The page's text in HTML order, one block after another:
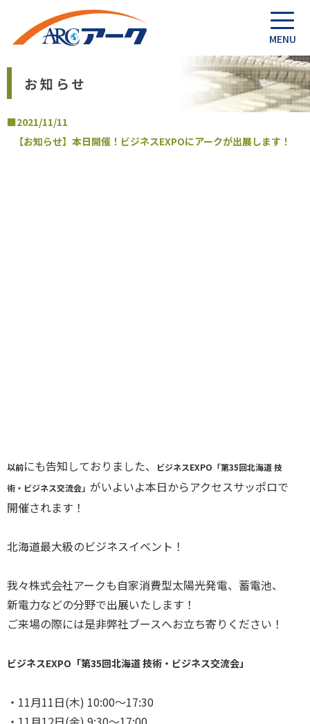
お知らせ
■2021/11/11
【お知らせ】本日開催！ビジネスEXPOにアークが出展します！
以前にも告知しておりました、
ビジネスEXPO「第35回北海道 技
術・ビジネス交流会」 がいよいよ本日からアクセスサッポロで
開催されます！
北海道最大級のビジネスイベント！
我々株式会社アークも自家消費型太陽光発電、蓄電池、
新電力などの分野で出展いたします！
ご来場の際には是非弊社ブースへお立ち寄りください！
ビジネスEXPO「第35回北海道 技術・ビジネス交流会」
・11月11日(木) 10:00～17:30